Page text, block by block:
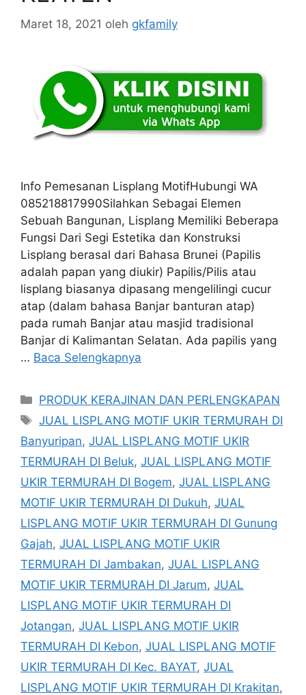
Maret 18, 2021 oleh gkfamily
Info Pemesanan Lisplang MotifHubungi WA
085218817990Silahkan Sebagai Elemen
Sebuah Bangunan, Lisplang Memiliki Beberapa
Fungsi Dari Segi Estetika dan Konstruksi
Lisplang berasal dari Bahasa Brunei (Papilis
adalah papan yang diukir) Papilis/Pilis atau
lisplang biasanya dipasang mengelilingi cucur
atap (dalam bahasa Banjar banturan atap)
pada rumah Banjar atau masjid tradisional
Banjar di Kalimantan Selatan. Ada papilis yang
… Baca Selengkapnya
Kategori
PRODUK KERAJINAN DAN PERLENGKAPAN
Tag
JUAL LISPLANG MOTIF UKIR TERMURAH DI
Banyuripan, JUAL LISPLANG MOTIF UKIR
TERMURAH DI Beluk, JUAL LISPLANG MOTIF
UKIR TERMURAH DI Bogem, JUAL LISPLANG
MOTIF UKIR TERMURAH DI Dukuh, JUAL
LISPLANG MOTIF UKIR TERMURAH DI Gunung
Gajah, JUAL LISPLANG MOTIF UKIR
TERMURAH DI Jambakan, JUAL LISPLANG
MOTIF UKIR TERMURAH DI Jarum, JUAL
LISPLANG MOTIF UKIR TERMURAH DI
Jotangan, JUAL LISPLANG MOTIF UKIR
TERMURAH DI Kebon, JUAL LISPLANG MOTIF
UKIR TERMURAH DI Kec. BAYAT, JUAL
LISPLANG MOTIF UKIR TERMURAH DI Krakitan,